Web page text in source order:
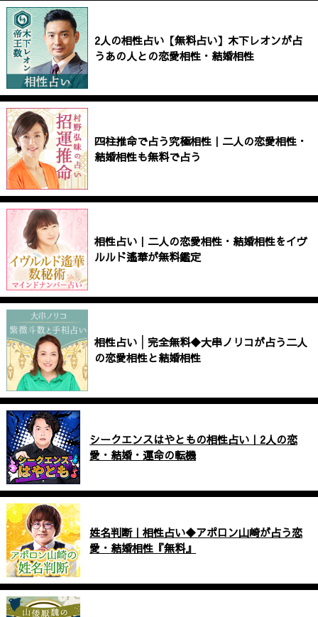
2人の相性占い【無料占い】木下レオンが占
うあの人との恋愛相性・結婚相性
四柱推命で占う究極相性｜二人の恋愛相性・
結婚相性も無料で占う
相性占い｜二人の恋愛相性・結婚相性をイヴ
ルルド遙華が無料鑑定
相性占い│完全無料◆大串ノリコが占う二人
の恋愛相性と結婚相性
シークエンスはやともの相性占い｜2人の恋
愛・結婚・運命の転機
姓名判断｜相性占い◆アポロン山崎が占う恋
愛・結婚相性『無料』